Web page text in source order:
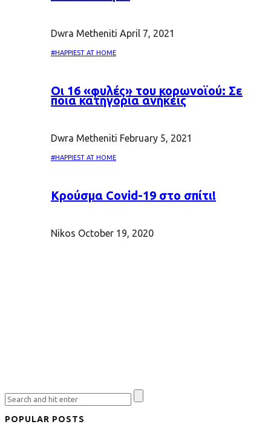
Dwra Metheniti April 7, 2021
#HAPPIEST AT HOME
Oι 16 «φυλές» του κορωνοϊού: Σε
ποια κατηγορία ανήκεις
Dwra Metheniti February 5, 2021
#HAPPIEST AT HOME
Κρούσμα Covid-19 στο σπίτι!
Nikos October 19, 2020
POPULAR POSTS